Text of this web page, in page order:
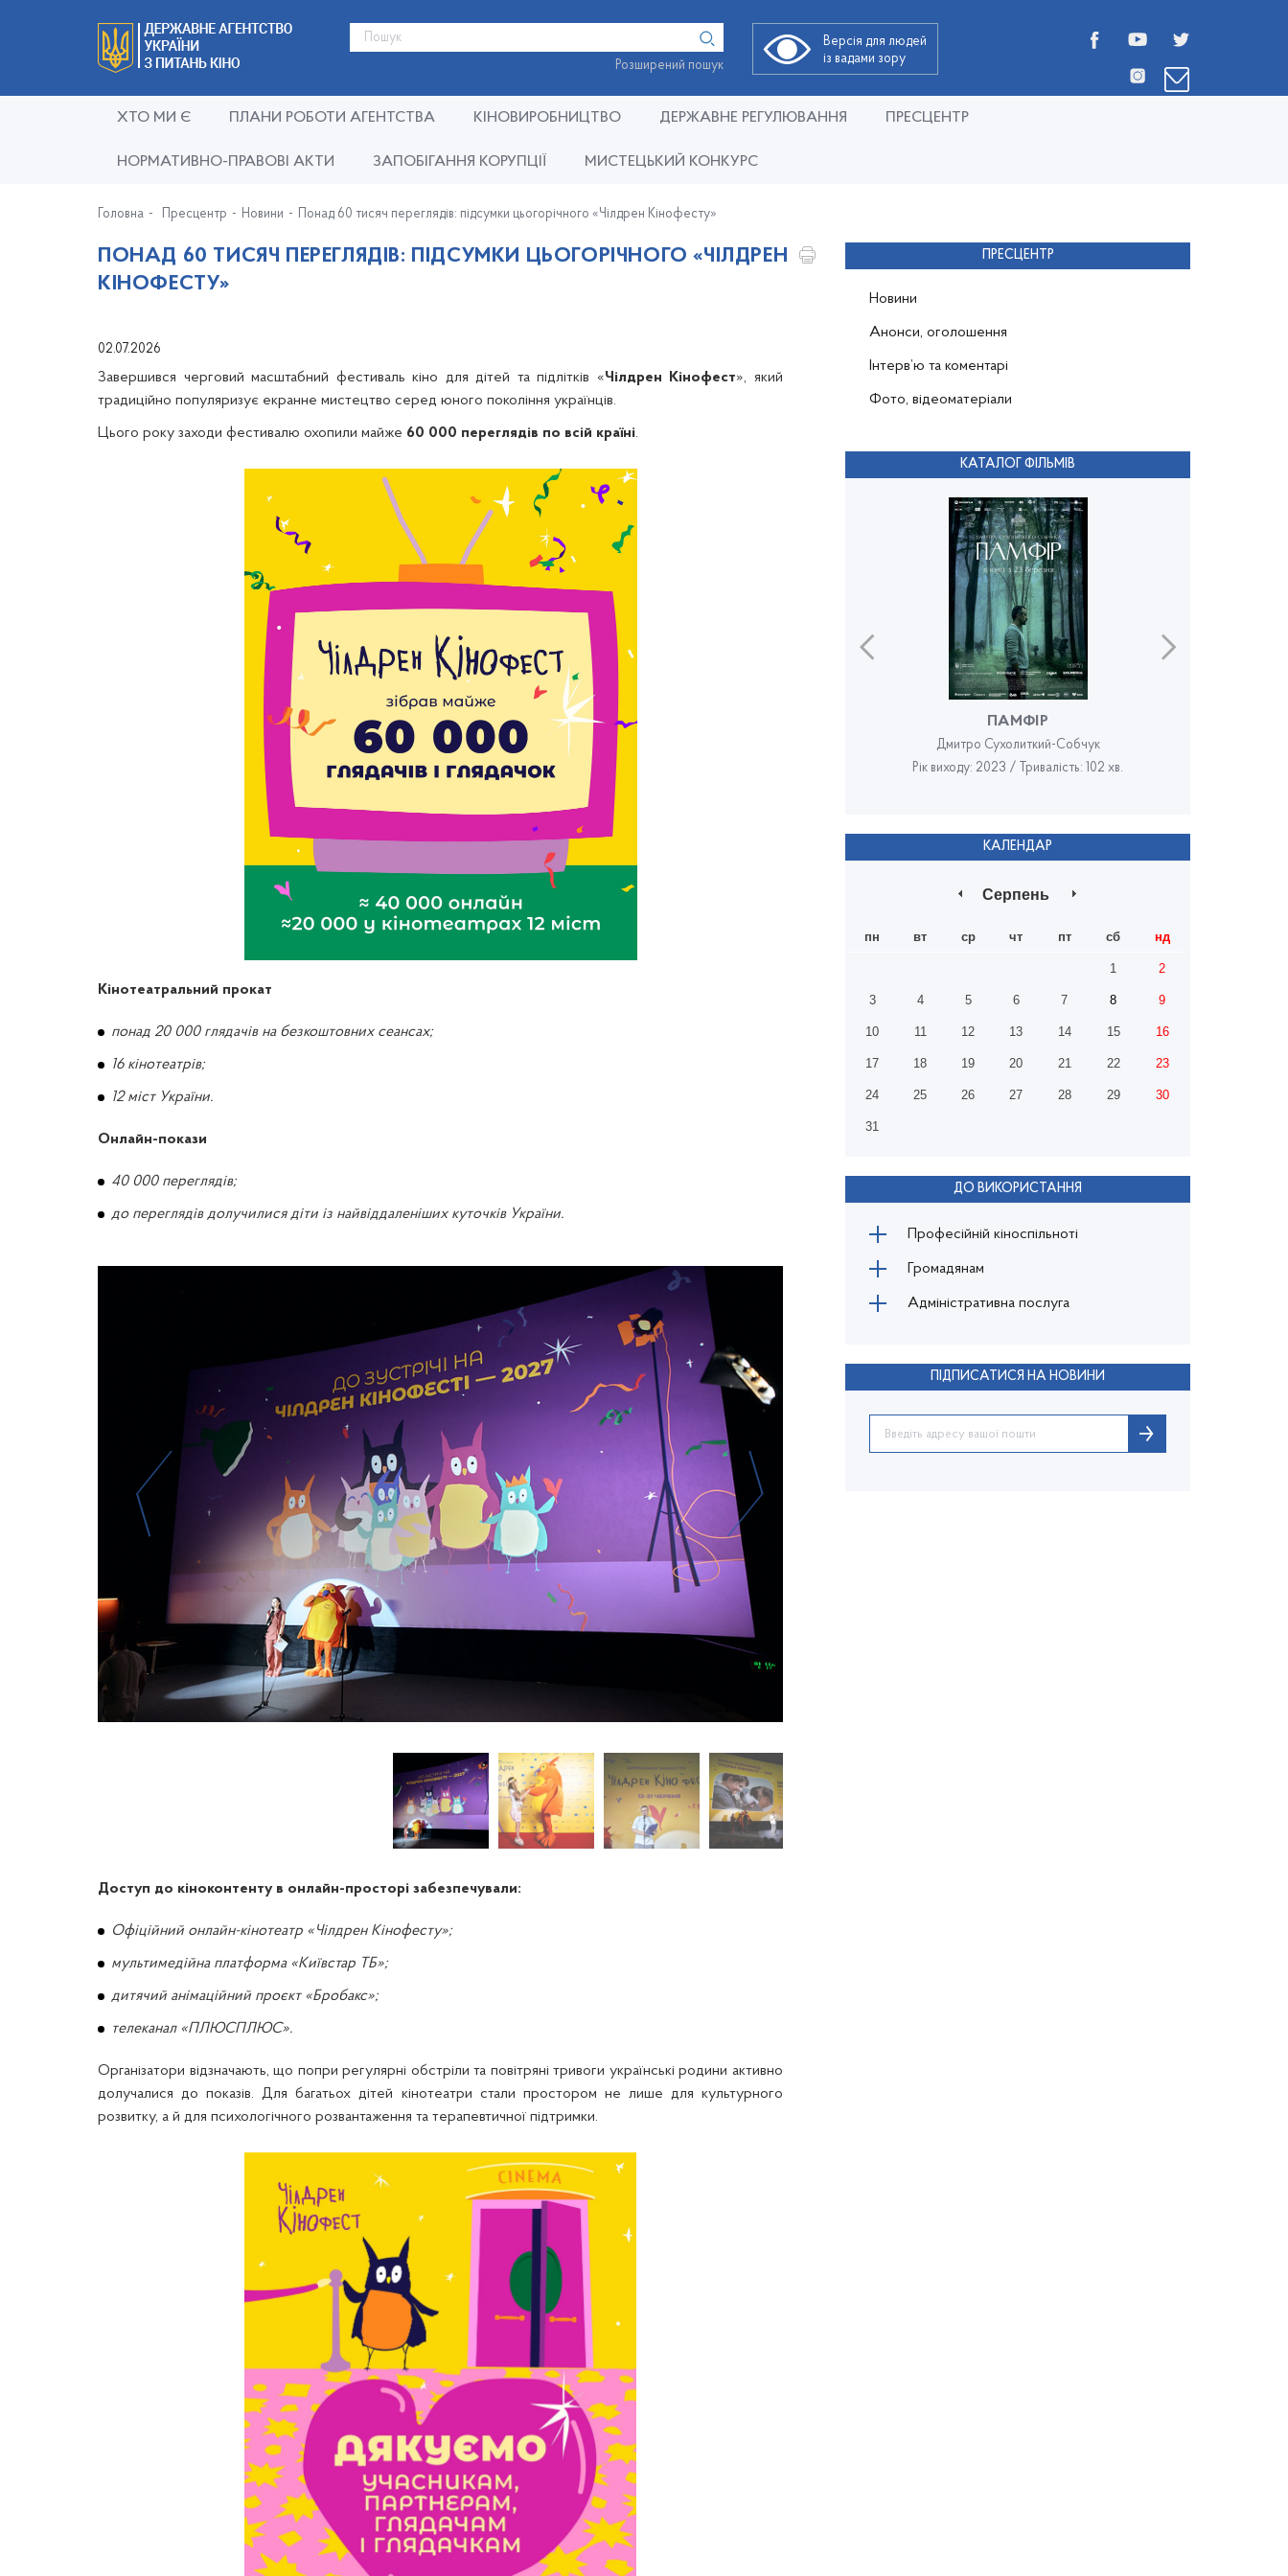
Розширений пошук
Версія для людей
із вадами зору
ХТО МИ Є ПЛАНИ РОБОТИ АГЕНТСТВА КІНОВИРОБНИЦТВО ДЕРЖАВНЕ РЕГУЛЮВАННЯ ПРЕСЦЕНТР
НОРМАТИВНО-ПРАВОВІ АКТИ ЗАПОБІГАННЯ КОРУПЦІЇ МИСТЕЦЬКИЙ КОНКУРС
Головна Пресцентр Новини Понад 60 тисяч переглядів: підсумки цьогорічного «Чілдрен Кінофесту»
ПОНАД 60 ТИСЯЧ ПЕРЕГЛЯДІВ: ПІДСУМКИ ЦЬОГОРІЧНОГО «ЧІЛДРЕН
КІНОФЕСТУ»
02.07.2026
Завершився черговий масштабний фестиваль кіно для дітей та підлітків «Чілдрен Кінофест», який
традиційно популяризує екранне мистецтво серед юного покоління українців.
Цього року заходи фестивалю охопили майже 60 000 переглядів по всій країні.
Кінотеатральний прокат
понад 20 000 глядачів на безкоштовних сеансах;
16 кінотеатрів;
12 міст України.
Онлайн-покази
40 000 переглядів;
до переглядів долучилися діти із найвіддаленіших куточків України.
Доступ до кіноконтенту в онлайн-просторі забезпечували:
Офіційний онлайн-кінотеатр «Чілдрен Кінофесту»;
мультимедійна платформа «Київстар ТБ»;
дитячий анімаційний проєкт «Бробакс»;
телеканал «ПЛЮСПЛЮС».
Організатори відзначають, що попри регулярні обстріли та повітряні тривоги українські родини активно
долучалися до показів. Для багатьох дітей кінотеатри стали простором не лише для культурного
розвитку, а й для психологічного розвантаження та терапевтичної підтримки.
ПРЕСЦЕНТР
Новини
Анонси, оголошення
Інтерв’ю та коментарі
Фото, відеоматеріали
КАТАЛОГ ФІЛЬМІВ
Рік виходу: 2013 / Тривалість: 122 хв.
ПАМФІР
Дмитро Сухолиткий-Собчук
Рік виходу: 2023 / Тривалість: 102 хв.
КАЛЕНДАР
Серпень
пн вт ср чт пт сб нд
1 2
3 4 5 6 7 8 9
10 11 12 13 14 15 16
17 18 19 20 21 22 23
24 25 26 27 28 29 30
31
ДО ВИКОРИСТАННЯ
Професійній кіноспільноті
Громадянам
Адміністративна послуга
ПІДПИСАТИСЯ НА НОВИНИ